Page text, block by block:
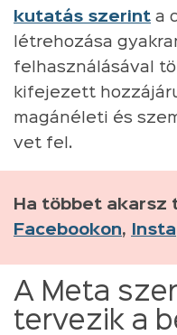
kutatás szerint a
létrehozása
felhasználásával
kifejezett
magánéleti és
vet fel.
Ha többet akarsz
Facebookon,
A Meta
tervezik a